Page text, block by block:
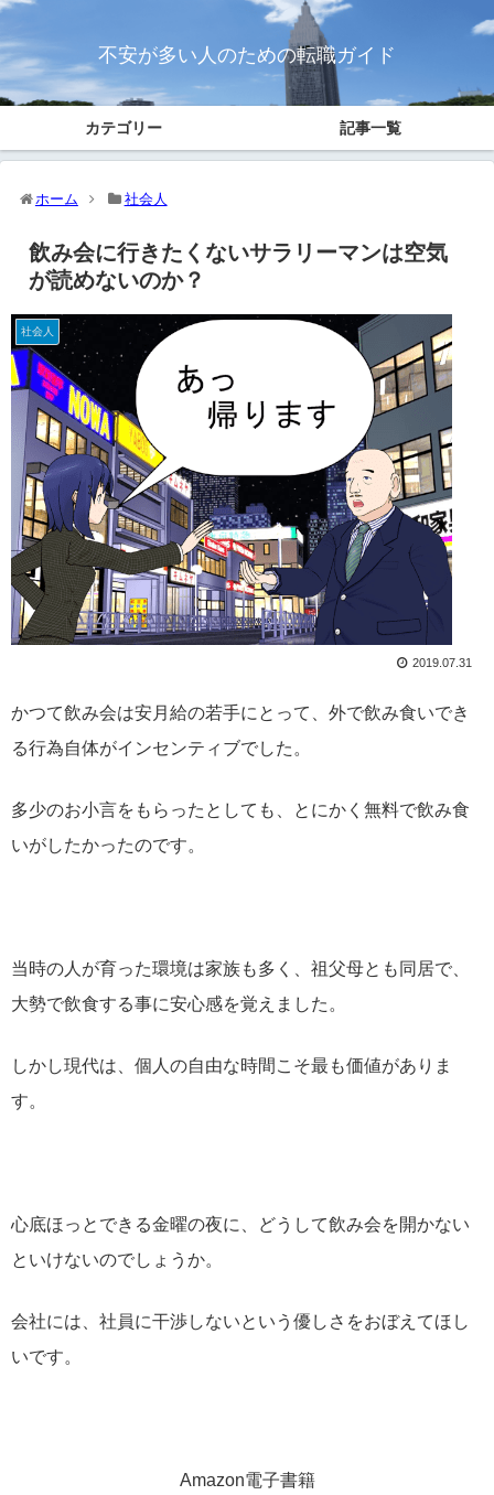
不安が多い人のための転職ガイド
カテゴリー 記事一覧
ホーム 社会人
飲み会に行きたくないサラリーマンは空気
が読めないのか？
社会人
2019.07.31
かつて飲み会は安月給の若手にとって、外で飲み食いでき
る行為自体がインセンティブでした。
多少のお小言をもらったとしても、とにかく無料で飲み食
いがしたかったのです。
当時の人が育った環境は家族も多く、祖父母とも同居で、
大勢で飲食する事に安心感を覚えました。
しかし現代は、個人の自由な時間こそ最も価値がありま
す。
心底ほっとできる金曜の夜に、どうして飲み会を開かない
といけないのでしょうか。
会社には、社員に干渉しないという優しさをおぼえてほし
いです。
Amazon電子書籍